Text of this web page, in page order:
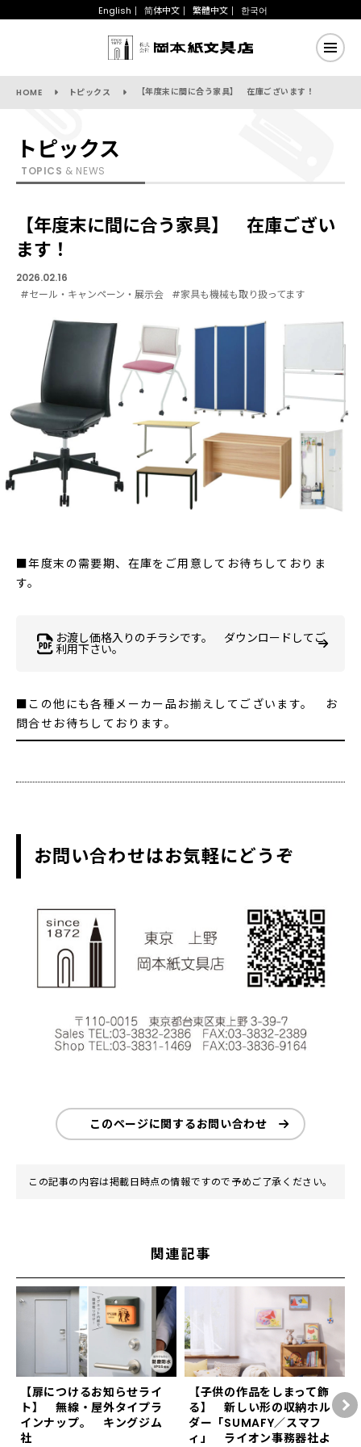
English 简体中文 繁體中文 한국어
HOME トピックス 【年度末に間に合う家具】 在庫ございます！
トピックス
TOPICS & NEWS
【年度末に間に合う家具】 在庫ござい
ます！
2026.02.16
#セール・キャンペーン・展示会
#家具も機械も取り扱ってます
■年度末の需要期、在庫をご用意してお待ちしておりま
す。
お渡し価格入りのチラシです。 ダウンロードしてご
利用下さい。
■この他にも各種メーカー品お揃えしてございます。 お
問合せお待ちしております。
お問い合わせはお気軽にどうぞ
このページに関するお問い合わせ
この記事の内容は掲載日時点の情報ですので予めご了承ください。
関連記事
【扉につけるお知らせライ
ト】 無線・屋外タイプラ
インナップ。 キングジム
社
【子供の作品をしまって飾
る】 新しい形の収納ホル
ダー「SUMAFY／スマフ
ィ」 ライオン事務器社よ